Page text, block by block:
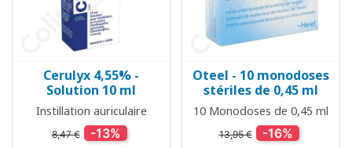
Cerulyx 4,55% -
Solution 10 ml
Instillation auriculaire
8,47 € -13%
Oteel - 10 monodoses
stériles de 0,45 ml
10 Monodoses de 0,45 ml
13,95 € -16%